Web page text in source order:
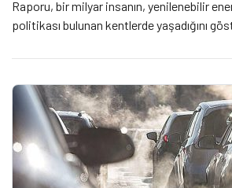
Raporu, bir milyar insanın, yenilenebilir
politikası bulunan kentlerde yaşadığını
ise 2020 yılında beş kat arttı.